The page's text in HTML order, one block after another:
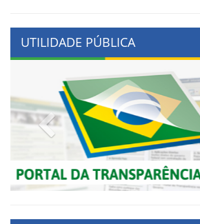
UTILIDADE PÚBLICA
Previous